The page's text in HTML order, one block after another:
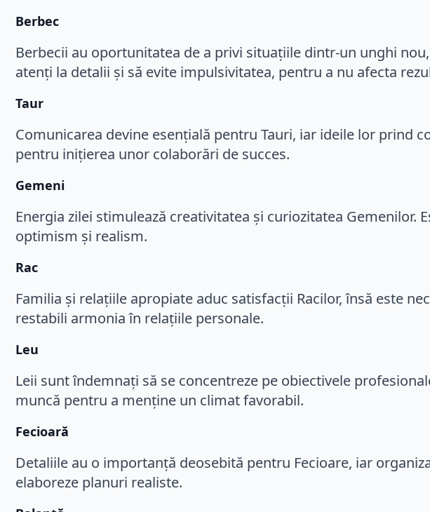
Berbec
Berbecii au oportunitatea de a privi situațiile dintr-un unghi
atenți la detalii și să evite impulsivitatea, pentru a nu afecta
Taur
Comunicarea devine esențială pentru Tauri, iar ideile lor prind
pentru inițierea unor colaborări de succes.
Gemeni
Energia zilei stimulează creativitatea și curiozitatea
optimism și realism.
Rac
Familia și relațiile apropiate aduc satisfacții Racilor, însă este
restabili armonia în relațiile personale.
Leu
Leii sunt îndemnați să se concentreze pe obiectivele
muncă pentru a menține un climat favorabil.
Fecioară
Detaliile au o importanță deosebită pentru Fecioare, iar
elaboreze planuri realiste.